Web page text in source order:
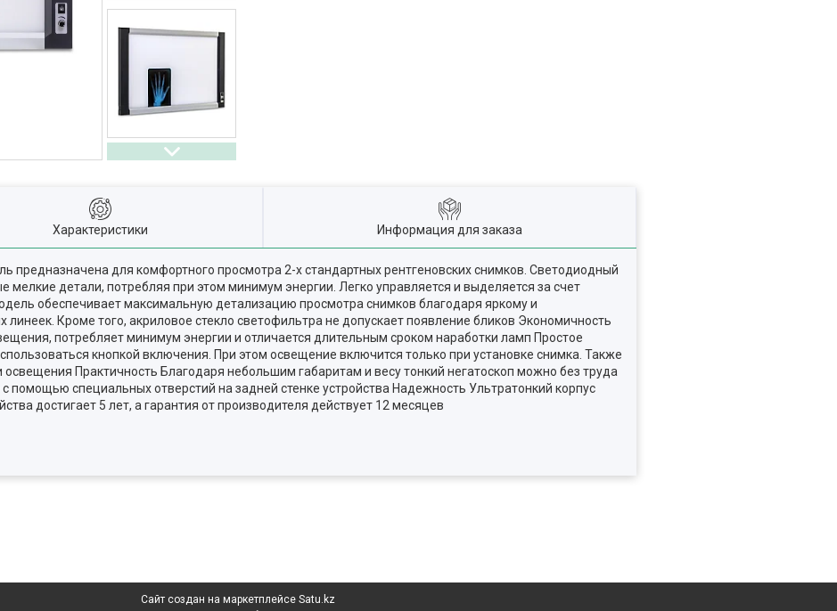
Характеристики Информация для заказа
предназначена для комфортного просмотра 2-х стандартных рентгеновских снимков. Светодиодный
детали, потребляя при этом минимум энергии. Легко управляется и выделяется за счет
обеспечивает максимальную детализацию просмотра снимков благодаря яркому и
Кроме того, акриловое стекло светофильтра не допускает появление бликов Экономичность
потребляет минимум энергии и отличается длительным сроком наработки ламп Простое
кнопкой включения. При этом освещение включится только при установке снимка. Также
освещения Практичность Благодаря небольшим габаритам и весу тонкий негатоскоп можно без труда
помощью специальных отверстий на задней стенке устройства Надежность Ультратонкий корпус
достигает 5 лет, а гарантия от производителя действует 12 месяцев
Сайт создан на маркетплейсе Satu.kz